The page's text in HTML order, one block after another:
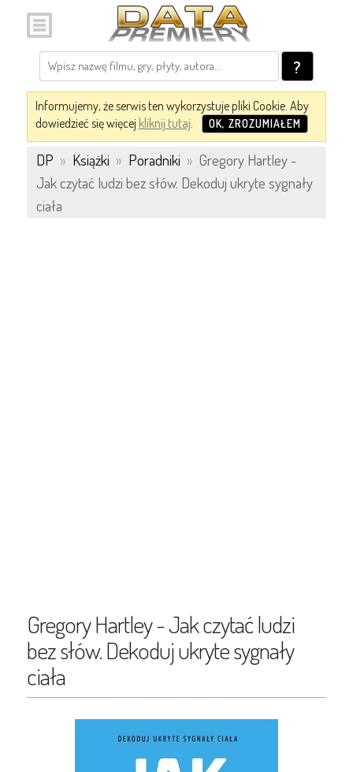
?
Informujemy, że serwis ten wykorzystuje pliki Cookie. Aby
dowiedzieć się więcej kliknij tutaj. OK, ZROZUMIAŁEM
DP » Książki » Poradniki » Gregory Hartley -
Jak czytać ludzi bez słów. Dekoduj ukryte sygnały
ciała
Gregory Hartley - Jak czytać ludzi
bez słów. Dekoduj ukryte sygnały
ciała